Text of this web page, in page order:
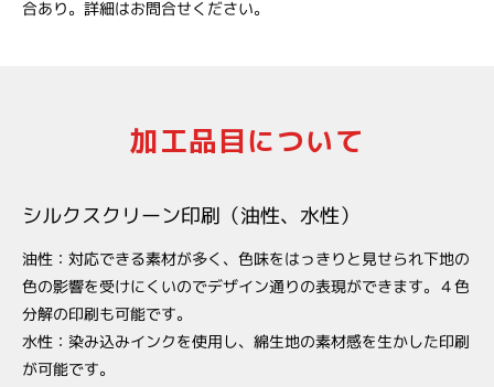
合あり。詳細はお問合せください。
加工品目について
シルクスクリーン印刷（油性、水性）
油性：対応できる素材が多く、色味をはっきりと見せられ下地の
色の影響を受けにくいのでデザイン通りの表現ができます。４色
分解の印刷も可能です。
水性：染み込みインクを使用し、綿生地の素材感を生かした印刷
が可能です。